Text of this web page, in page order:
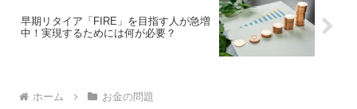
早期リタイア「FIRE」を目指す人が急増
中！実現するためには何が必要？
ホーム お金の問題